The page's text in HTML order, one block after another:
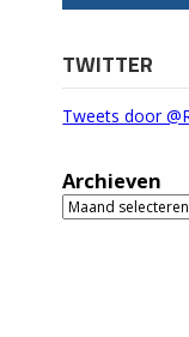
TWITTER
Tweets door
Archieven
Archieven